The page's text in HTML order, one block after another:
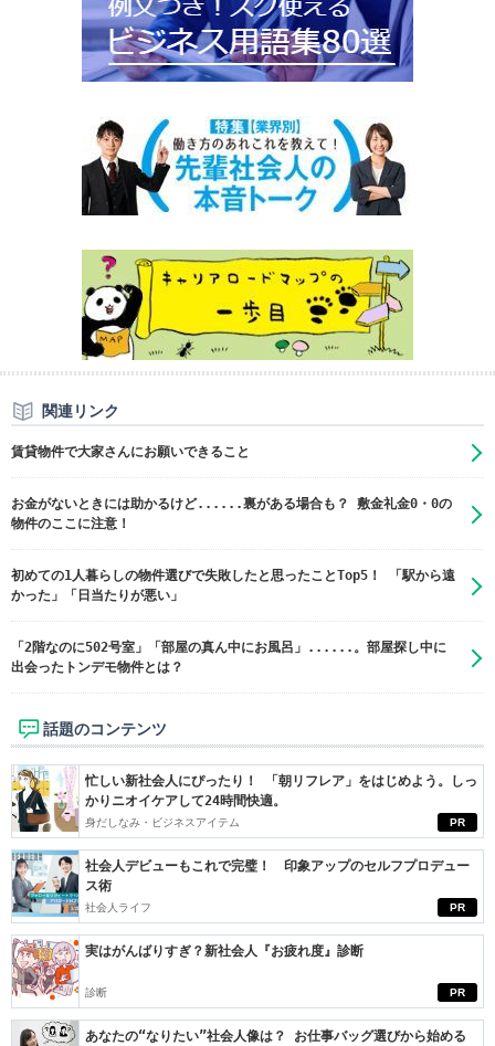
関連リンク
賃貸物件で大家さんにお願いできること
お金がないときには助かるけど......裏がある場合も？ 敷金礼金0・0の
物件のここに注意！
初めての1人暮らしの物件選びで失敗したと思ったことTop5！ 「駅から遠
かった」「日当たりが悪い」
「2階なのに502号室」「部屋の真ん中にお風呂」......。部屋探し中に
出会ったトンデモ物件とは？
話題のコンテンツ
PR
忙しい新社会人にぴったり！ 「朝リフレア」をはじめよう。しっ
かりニオイケアして24時間快適。
身だしなみ・ビジネスアイテム
PR
社会人デビューもこれで完璧！ 印象アップのセルフプロデュー
ス術
社会人ライフ
PR
実はがんばりすぎ？新社会人『お疲れ度』診断
診断
あなたの“なりたい”社会人像は？ お仕事バッグ選びから始める